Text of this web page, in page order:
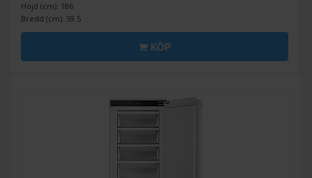
Höjd (cm): 186
Bredd (cm): 59.5
KÖP